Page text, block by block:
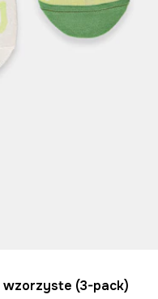
wzorzyste (3-pack)